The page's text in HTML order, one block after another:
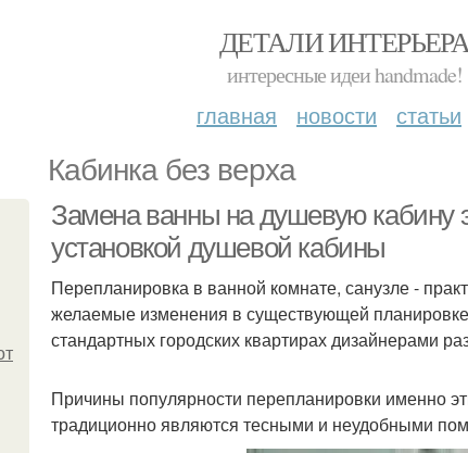
ДЕТАЛИ
интересные идеи handmade!
главная новости статьи
Кабинка без верха
Замена ванны на душевую кабину
установкой душевой кабины
Перепланировка в ванной комнате, санузле -
желаемые изменения в существующей
стандартных городских квартирах дизайнерами
Причины популярности перепланировки именно
традиционно являются тесными и неудобными